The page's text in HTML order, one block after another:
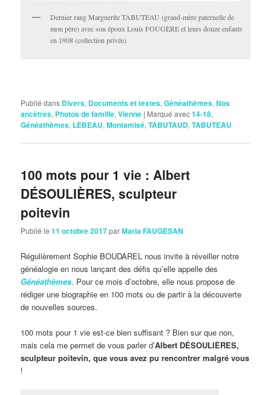
Dernier rang Marguerite TABUTEAU (grand-mère paternelle de
mon père) avec son époux Louis FOUGÈRE et leurs douze enfants
en 1908 (collection privée)
Publié dans Divers, Documents et textes,Généathèmes,Nos
ancêtres, Photos de famille,Vienne | Marqué avec14-18,
Généathèmes, LEBEAU,Montamisé,TABUTAUD,TABUTEAU
100 mots pour 1 vie : Albert
DÉSOULIÈRES, sculpteur
poitevin
Publié le11 octobre 2017parMaria FAUGESAN
Régulièrement Sophie BOUDAREL nous invite à réveiller notre
généalogie en nous lançant des défis qu’elle appelle des
Généathèmes. Pour ce mois d’octobre, elle nous propose de
rédiger une biographie en 100 mots ou de partir à la découverte
de nouvelles sources.
100 mots pour 1 vie est-ce bien suffisant ? Bien sur que non,
mais cela me permet de vous parler d’Albert DÉSOULIÈRES,
sculpteur poitevin, que vous avez pu rencontrer malgré vous
!